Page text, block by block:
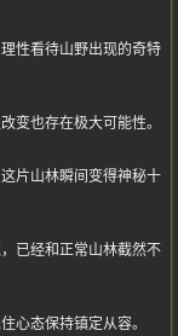
性看待山野出现的奇特
变也存在极大可能性。
片山林瞬间变得神秘十
已经和正常山林截然不
心态保持镇定从容。